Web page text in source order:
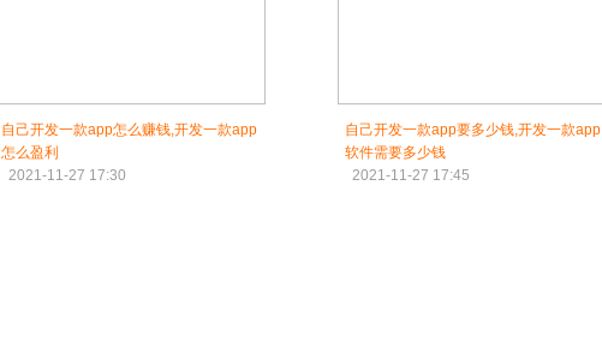
自己开发一款app怎么赚钱,开发一款app
怎么盈利
2021-11-27 17:30
自己开发一款app要多少钱,开发一款app
软件需要多少钱
2021-11-27 17:45